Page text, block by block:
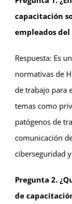
capacitación
empleados del
Respuesta: Es
normativas de
de trabajo para
temas como
patógenos de
comunicación
ciberseguridad
Pregunta 2.
de